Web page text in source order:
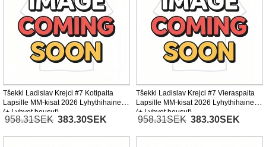
Tšekki Ladislav Krejci #7 Kotipaita
Lapsille MM-kisat 2026 Lyhythihainen
(+ Lyhyet housut)
958.31SEK 383.30SEK
Tšekki Ladislav Krejci #7 Vieraspaita
Lapsille MM-kisat 2026 Lyhythihainen
(+ Lyhyet housut)
958.31SEK 383.30SEK